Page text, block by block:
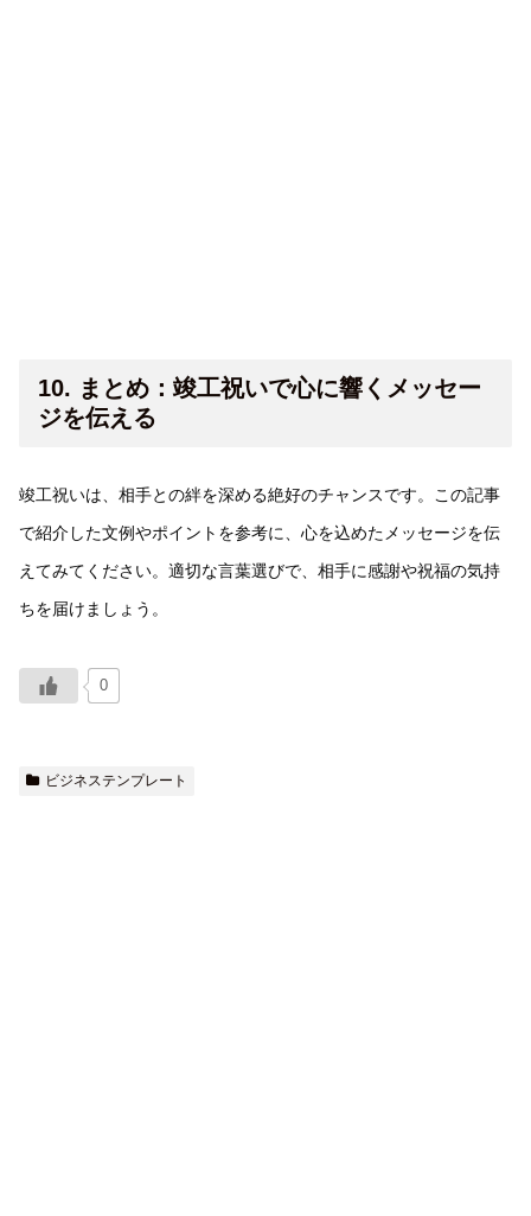
10. まとめ：竣工祝いで心に響くメッセー
ジを伝える
竣工祝いは、相手との絆を深める絶好のチャンスです。この記事
で紹介した文例やポイントを参考に、心を込めたメッセージを伝
えてみてください。適切な言葉選びで、相手に感謝や祝福の気持
ちを届けましょう。
0
ビジネステンプレート